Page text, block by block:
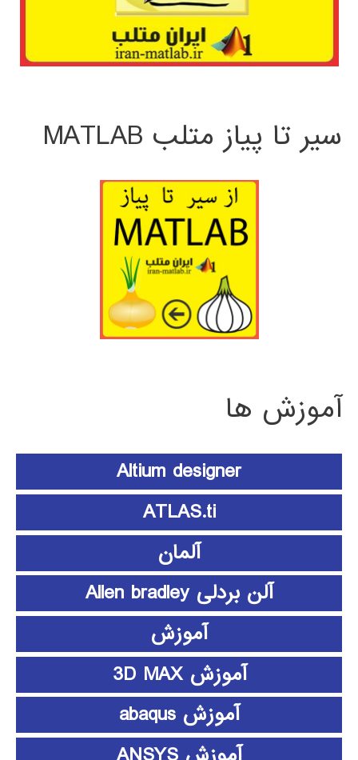
سیر تا پیاز متلب MATLAB
آموزش ها
Altium designer
ATLAS.ti
آلمان
آلن بردلی Allen bradley
آموزش
آموزش 3D MAX
آموزش abaqus